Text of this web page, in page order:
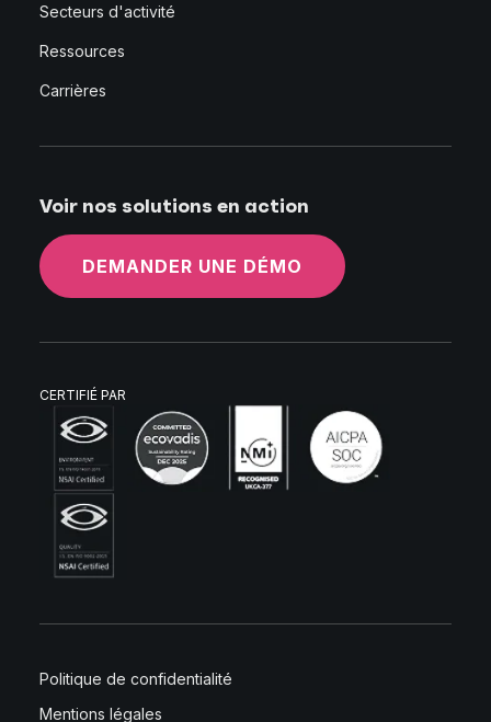
Secteurs d'activité
Ressources
Carrières
Voir nos solutions en action
DEMANDER UNE DÉMO
CERTIFIÉ PAR
Politique de confidentialité
Mentions légales